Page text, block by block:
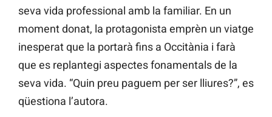
seva vida professional amb la familiar. En un
moment donat, la protagonista emprèn un viatge
inesperat que la portarà fins a Occitània i farà
que es replantegi aspectes fonamentals de la
seva vida. “Quin preu paguem per ser lliures?”, es
qüestiona l’autora.